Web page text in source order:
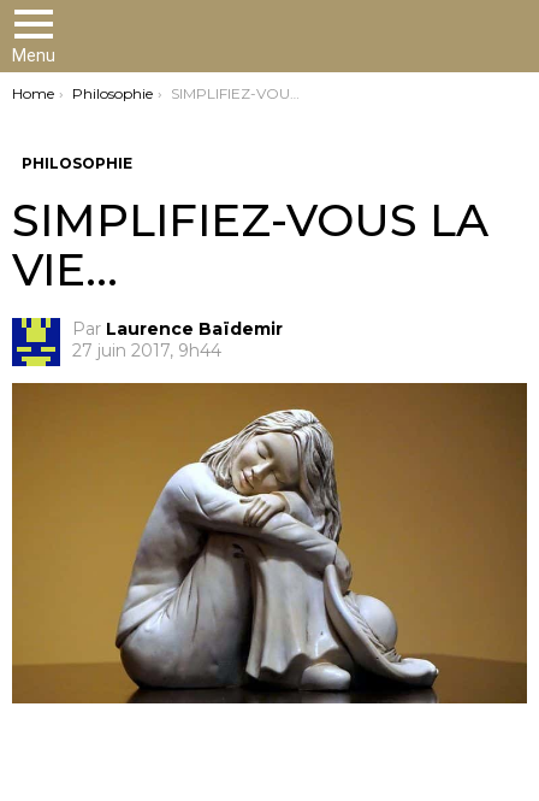
Menu
You are here:
Home Philosophie SIMPLIFIEZ-VOUS LA VIE…
PHILOSOPHIE
SIMPLIFIEZ-VOUS LA
VIE…
Par Laurence Baïdemir
27 juin 2017, 9h44